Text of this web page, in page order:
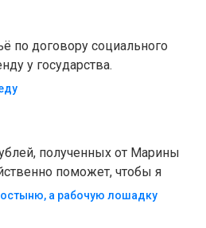
по договору социального
у государства.
полученных от Марины
поможет, чтобы я
а рабочую лошадку